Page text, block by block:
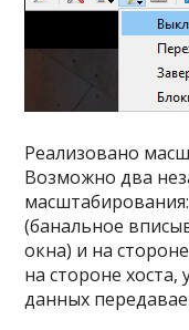
Реализовано
Возможно два
(банальное
окна) и на
на стороне
данных